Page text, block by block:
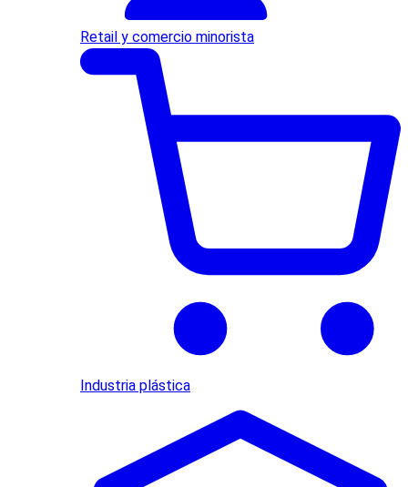
Retail y comercio minorista
Industria plástica